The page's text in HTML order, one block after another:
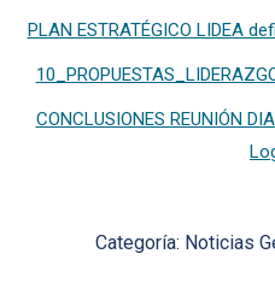
PLAN ESTRATÉGICO LIDEA
CONCLUSIONES REUNIÓN
Categoría: Noticias